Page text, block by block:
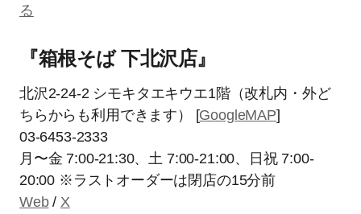
る
『箱根そば 下北沢店』
北沢2-24-2 シモキタエキウエ1階（改札内・外ど
ちらからも利用できます） [GoogleMAP]
03-6453-2333
月〜金 7:00-21:30、土 7:00-21:00、日祝 7:00-
20:00 ※ラストオーダーは閉店の15分前
Web/ X